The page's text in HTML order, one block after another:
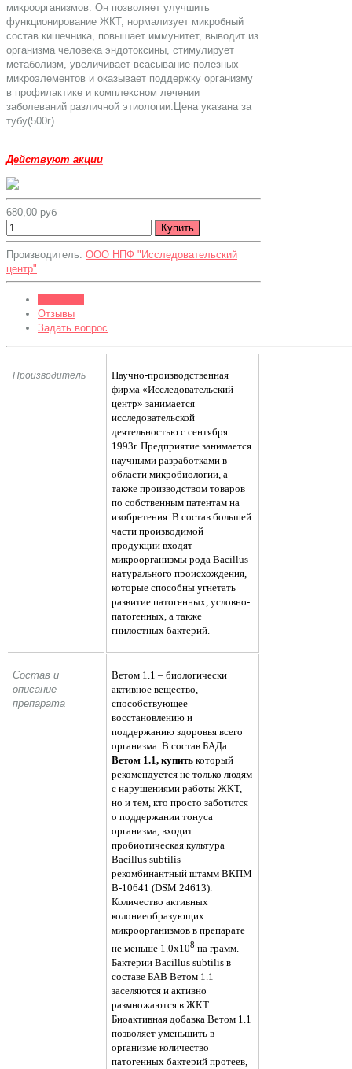
микроорганизмов. Он позволяет улучшить
функционирование ЖКТ, нормализует микробный
состав кишечника, повышает иммунитет, выводит из
организма человека эндотоксины, стимулирует
метаболизм, увеличивает всасывание полезных
микроэлементов и оказывает поддержку организму
в профилактике и комплексном лечении
заболеваний различной этиологии.Цена указана за
тубу(500г).
Действуют акции
680,00 руб
Производитель: ООО НПФ "Исследовательский
центр"
Отзывы
Задать вопрос
Производитель
Научно-производственная
фирма «Исследовательский
центр» занимается
исследовательской
деятельностью с сентября
1993г. Предприятие занимается
научными разработками в
области микробиологии, а
также производством товаров
по собственным патентам на
изобретения. В состав большей
части производимой
продукции входят
микроорганизмы рода Bacillus
натурального происхождения,
которые способны угнетать
развитие патогенных, условно-
патогенных, а также
гнилостных бактерий.
Состав и
описание
препарата
Ветом 1.1 – биологически
активное вещество,
способствующее
восстановлению и
поддержанию здоровья всего
организма. В состав БАДа
Ветом 1.1, купить который
рекомендуется не только людям
с нарушениями работы ЖКТ,
но и тем, кто просто заботится
о поддержании тонуса
организма, входит
пробиотическая культура
Bacillus subtilis
рекомбинантный штамм ВКПМ
В-10641 (DSM 24613).
Количество активных
колониеобразующих
микроорганизмов в препарате
не меньше 1.0х108 на грамм.
Бактерии Bacillus subtilis в
составе БАВ Ветом 1.1
заселяются и активно
размножаются в ЖКТ.
Биоактивная добавка Ветом 1.1
позволяет уменьшить в
организме количество
патогенных бактерий протеев,